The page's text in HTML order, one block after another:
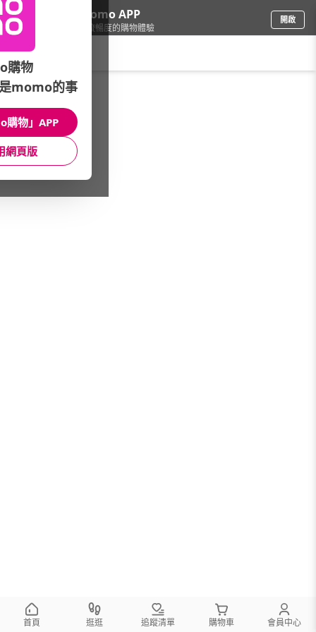
下載momo APP
給你3倍流暢度的購物體驗
開啟
母嬰玩具/玩具
本館精選商品
館長推薦 月銷量
首頁 逛逛 追蹤清單 購物車 會員中心
購物
momo的事
購物」APP
網頁版